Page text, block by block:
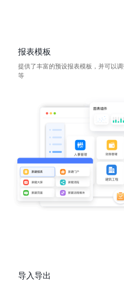
报表模板
提供了丰富的预设报表模板，并可以
等
导入导出